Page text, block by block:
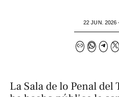
22 JUN. 2026
La Sala de lo Penal